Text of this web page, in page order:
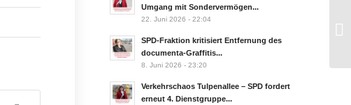
Umgang mit Sondervermögen...
22. Juni 2026 - 22:04
SPD-Fraktion kritisiert Entfernung des
documenta-Graffitis...
8. Juni 2026 - 23:20
Verkehrschaos Tulpenallee – SPD fordert
erneut 4. Dienstgruppe...